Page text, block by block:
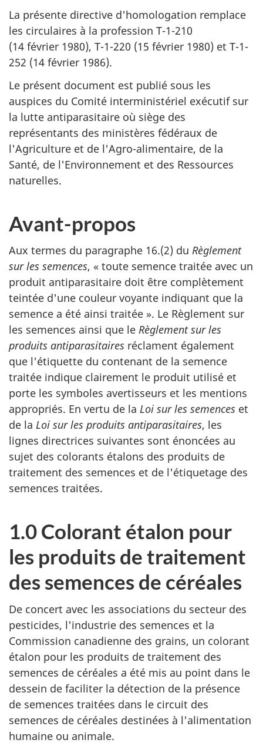
La présente directive d'homologation remplace
les circulaires à la profession T-1-210
(14 février 1980), T-1-220 (15 février 1980) et T-1-
252 (14 février 1986).
Le présent document est publié sous les
auspices du Comité interministériel exécutif sur
la lutte antiparasitaire où siège des
représentants des ministères fédéraux de
l'Agriculture et de l'Agro-alimentaire, de la
Santé, de l'Environnement et des Ressources
naturelles.
Avant-propos
Aux termes du paragraphe 16.(2) du Règlement
sur les semences, « toute semence traitée avec un
produit antiparasitaire doit être complètement
teintée d'une couleur voyante indiquant que la
semence a été ainsi traitée ». Le Règlement sur
les semences ainsi que le Règlement sur les
produits antiparasitaires réclament également
que l'étiquette du contenant de la semence
traitée indique clairement le produit utilisé et
porte les symboles avertisseurs et les mentions
appropriés. En vertu de la Loi sur les semences et
de la Loi sur les produits antiparasitaires, les
lignes directrices suivantes sont énoncées au
sujet des colorants étalons des produits de
traitement des semences et de l'étiquetage des
semences traitées.
1.0 Colorant étalon pour
les produits de traitement
des semences de céréales
De concert avec les associations du secteur des
pesticides, l'industrie des semences et la
Commission canadienne des grains, un colorant
étalon pour les produits de traitement des
semences de céréales a été mis au point dans le
dessein de faciliter la détection de la présence
de semences traitées dans le circuit des
semences de céréales destinées à l'alimentation
humaine ou animale.